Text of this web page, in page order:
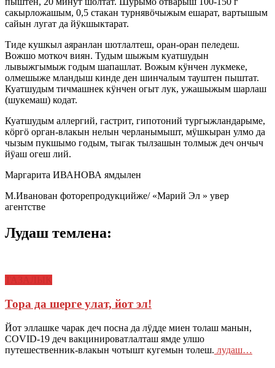
сакырложашым, 0,5 стакан турнявӧчыжым ешарат, вартышым
сайын лугат да йӱкшыктарат.
Тиде кушкыл аяранлан шотлалтеш, оран-оран пеледеш.
Вожшо моткоч виян. Тудым шыжым куатшудын
лывыжгымыж годым шапашлат. Вожым кӱнчен лукмеке,
олмешыже мландыш кинде ден шинчалым тауштен пыштат.
Куатшудым тичмашнек кӱнчен огыт лук, ужашыжым шарлаш
(шукемаш) кодат.
Куатшудым аллергий, гастрит, гипотоний тургыжландарыме,
кӧргӧ орган-влакын нелын черланымышт, мӱшкыран улмо да
чызым пукшымо годым, тыгак тылзашын толмыж деч ончыч
йӱаш огеш лий.
Маргарита ИВАНОВА ямдылен
М.Иванован фоторепродукцийже/ «Марий Эл » увер
агентстве
Лудаш темлена:
Тора да шерге улат, йот эл!
Йот эллашке чарак деч посна да лӱдде миен толаш манын,
COVID-19 деч вакцинироватлалташ ямде улшо
путешественник-влакын чотышт кугемын толеш. лудаш…